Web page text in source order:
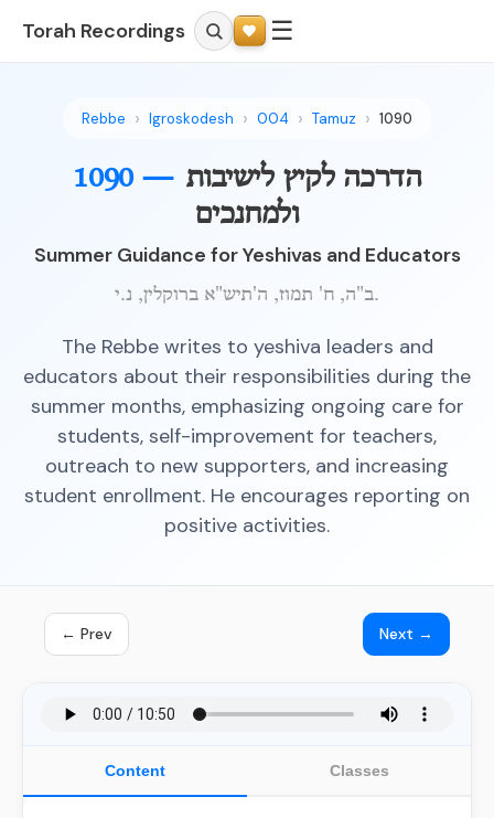
Torah Recordings ☰
Rebbe Igroskodesh 004 Tamuz 1090
1090 — הדרכה לקיץ לישיבות
ולמחנכים
Summer Guidance for Yeshivas and Educators
ב"ה, ח' תמוז, ה'תיש"א ברוקלין, נ.י.
The Rebbe writes to yeshiva leaders and
educators about their responsibilities during the
summer months, emphasizing ongoing care for
students, self-improvement for teachers,
outreach to new supporters, and increasing
student enrollment. He encourages reporting on
positive activities.
← Prev Next →
Content Classes